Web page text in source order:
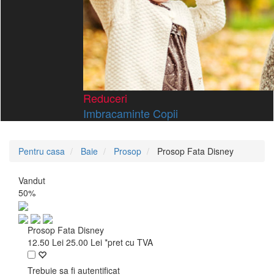
Reduceri
Imbracaminte Copii
Pentru casa Baie Prosop Prosop Fata Disney
Vandut
50%
Prosop Fata Disney
12.50 Lei 25.00 Lei *pret cu TVA
Trebuie sa fi autentificat